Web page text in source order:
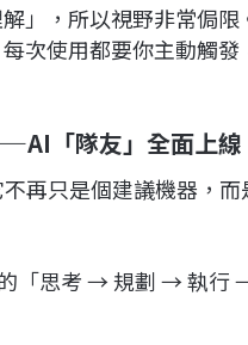
」，所以視野非常侷
次使用都要你主動觸
「隊友」全面上線
再只是個建議機器，
「思考 → 規劃 → 執行